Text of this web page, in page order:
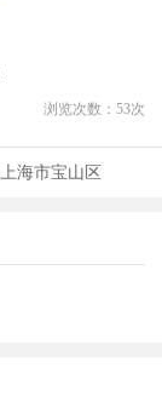
浏览次数： 53次
上海市宝山区